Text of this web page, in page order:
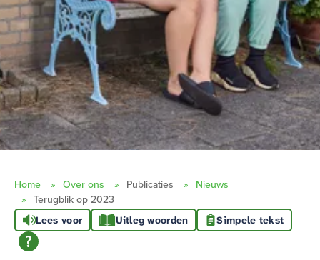
Home Over ons Publicaties
Nieuws
Terugblik op 2023
Lees voor Uitleg woorden Simpele tekst